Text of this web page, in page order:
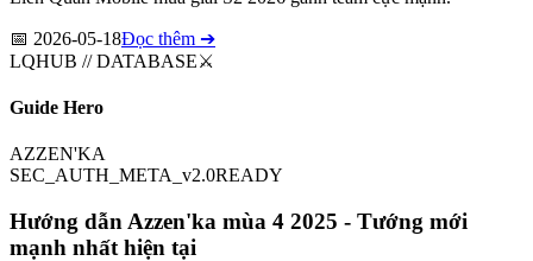
📅 2026-05-18Đọc thêm ➔
LQHUB // DATABASE⚔️
Guide Hero
AZZEN'KA
SEC_AUTH_META_v2.0READY
Hướng dẫn Azzen'ka mùa 4 2025 - Tướng mới
mạnh nhất hiện tại